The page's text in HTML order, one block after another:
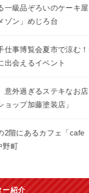
一級品ぞろいのケーキ
ゾン」めじろ台
仕事博覧会夏市で涼む
出会えるイベント
意外過ぎるステキなお
ョップ加藤塗装店」
2階にあるカフェ「cafe
野町
ー紹介